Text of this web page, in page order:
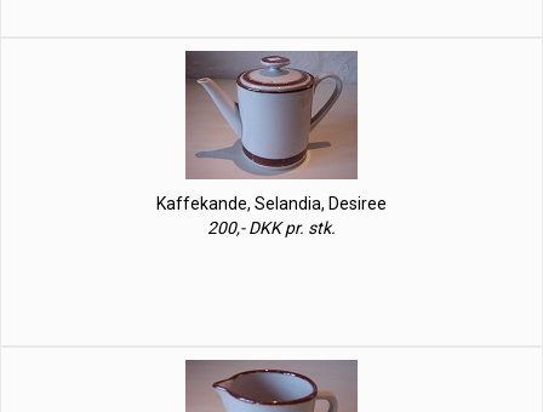
Kaffekande, Selandia, Desiree
200,- DKK pr. stk.